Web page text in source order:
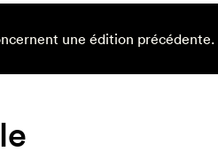
une édition précédente.